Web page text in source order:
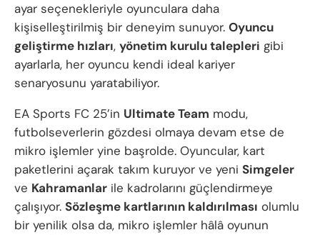
ayar seçenekleriyle oyunculara daha
kişiselleştirilmiş bir deneyim sunuyor. Oyuncu
geliştirme hızları, yönetim kurulu talepleri gibi
ayarlarla, her oyuncu kendi ideal kariyer
senaryosunu yaratabiliyor.
EA Sports FC 25’in Ultimate Team modu,
futbolseverlerin gözdesi olmaya devam etse de
mikro işlemler yine başrolde. Oyuncular, kart
paketlerini açarak takım kuruyor ve yeni Simgeler
ve Kahramanlar ile kadrolarını güçlendirmeye
çalışıyor. Sözleşme kartlarının kaldırılması olumlu
bir yenilik olsa da, mikro işlemler hâlâ oyunun